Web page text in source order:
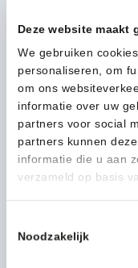
Deze website maakt
We gebruiken
personaliseren, om
om ons
informatie over uw
partners voor social
partners kunnen
informatie die u aan
verzameld op basis
Noodzakelijk
Merk
Uitvoering
Kleur
Persoonlijk
Stel een vraag